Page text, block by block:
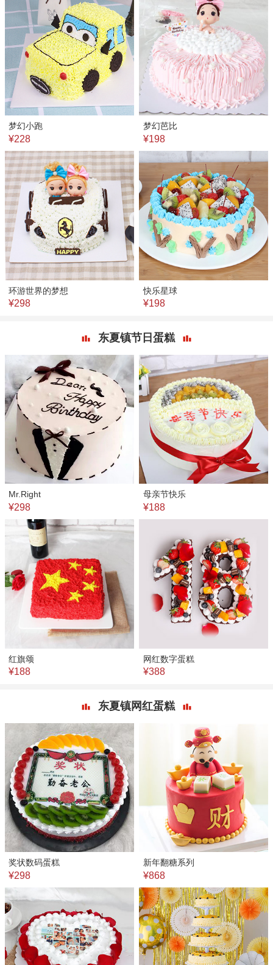
梦幻小跑
¥228
梦幻芭比
¥198
环游世界的梦想
¥298
快乐星球
¥198
东夏镇节日蛋糕
Mr.Right
¥298
母亲节快乐
¥188
红旗颂
¥188
网红数字蛋糕
¥388
东夏镇网红蛋糕
奖状数码蛋糕
¥298
新年翻糖系列
¥868